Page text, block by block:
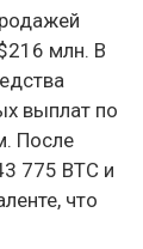
млн. В
выплат по
После
775 BTC и
что